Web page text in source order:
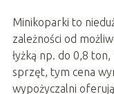
Minikoparki to
zależności od
łyżką np. do 0,8
sprzęt, tym cena
wypożyczalni